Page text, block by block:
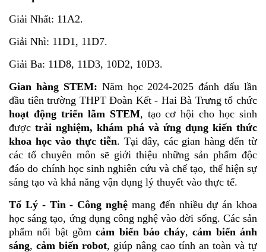
Giải Nhất: 11A2.
Giải Nhì: 11D1, 11D7.
Giải Ba: 11D8, 11D3, 10D2, 10D3.
Gian hàng STEM: Năm học 2024-2025 đánh dấu lần
đầu tiên trường THPT Đoàn Kết - Hai Bà Trưng tổ chức
hoạt động triển lãm STEM, tạo cơ hội cho học sinh
được trải nghiệm, khám phá và ứng dụng kiến thức
khoa học vào thực tiễn. Tại đây, các gian hàng đến từ
các tổ chuyên môn sẽ giới thiệu những sản phẩm độc
đáo do chính học sinh nghiên cứu và chế tạo, thể hiện sự
sáng tạo và khả năng vận dụng lý thuyết vào thực tế.
Tổ Lý - Tin - Công nghệ mang đến nhiều dự án khoa
học sáng tạo, ứng dụng công nghệ vào đời sống. Các sản
phẩm nổi bật gồmcảm biến báo cháy,cảm biến ánh
sáng, cảm biến robot, giúp nâng cao tính an toàn và tự